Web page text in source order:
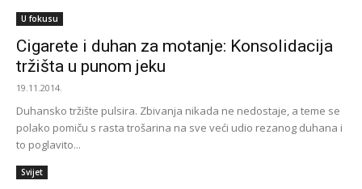
U fokusu
Cigarete i duhan za motanje: Konsolidacija
tržišta u punom jeku
19.11.2014.
Duhansko tržište pulsira. Zbivanja nikada ne nedostaje, a teme se
polako pomiču s rasta trošarina na sve veći udio rezanog duhana i
to poglavito...
Svijet